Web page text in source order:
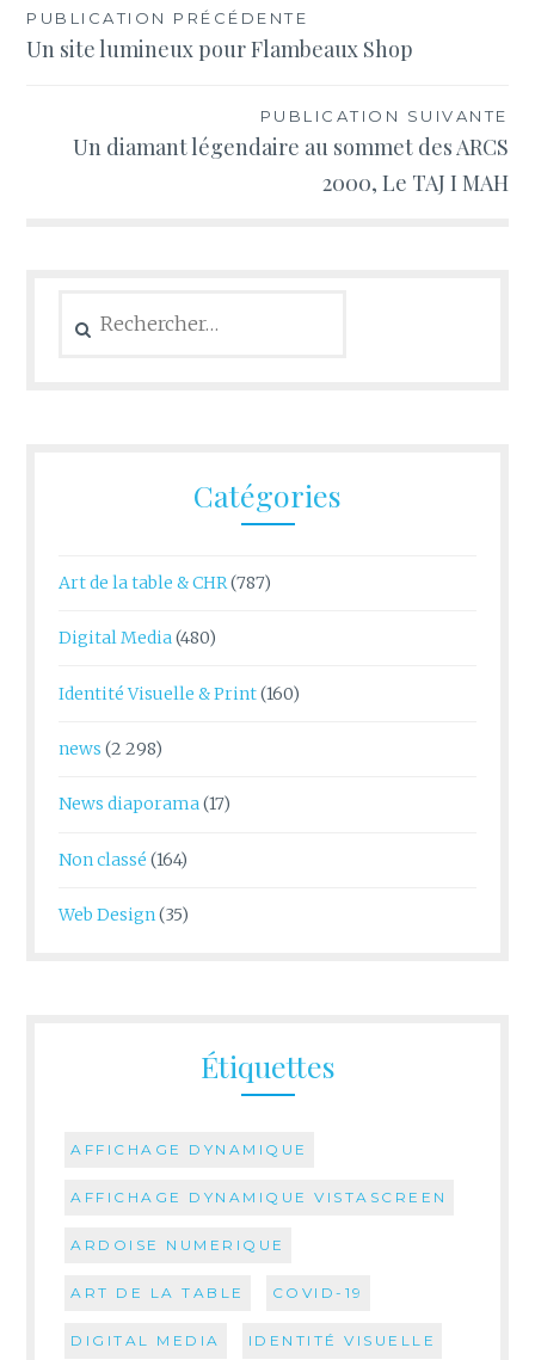
Navigation
de
PUBLICATION PRÉCÉDENTE
Un site lumineux pour Flambeaux Shop
PUBLICATION SUIVANTE
Un diamant légendaire au sommet des ARCS
2000, Le TAJ I MAH
Catégories
Art de la table & CHR(787)
Digital Media(480)
Identité Visuelle & Print(160)
news (2 298)
News diaporama(17)
Non classé (164)
Web Design(35)
Étiquettes
AFFICHAGE DYNAMIQUE
AFFICHAGE DYNAMIQUE VISTASCREEN
ARDOISE NUMERIQUE
ART DE LA TABLE COVID-19
DIGITAL MEDIA IDENTITÉ VISUELLE